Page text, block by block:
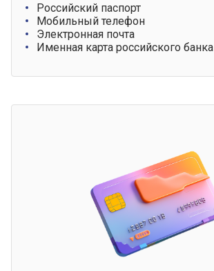
Российский паспорт
Мобильный телефон
Электронная почта
Именная карта российского банка